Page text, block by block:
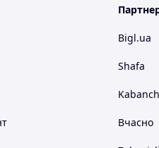
Bigl.ua
Shafa
Вчасно